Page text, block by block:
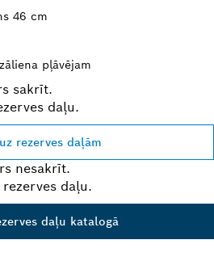
46 cm
pļāvējam
sakrīt.
daļu.
rezerves daļām
nesakrīt.
daļu.
daļu katalogā